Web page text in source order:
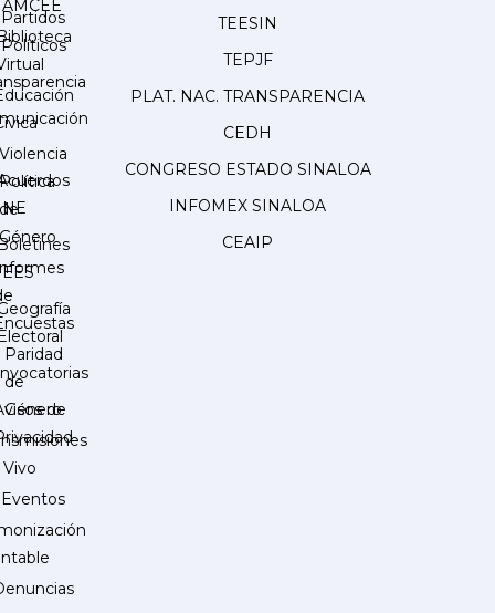
Partidos
Políticos
de
AMCEE
Violencia
Política
de
Género
Paridad
de
Género
Eventos
TEESIN
TEPJF
PLAT. NAC. TRANSPARENCIA
CEDH
CONGRESO ESTADO SINALOA
INFOMEX SINALOA
CEAIP